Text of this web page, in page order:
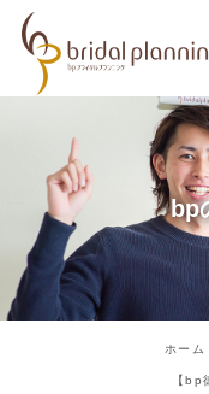
bp
ホーム
【bp